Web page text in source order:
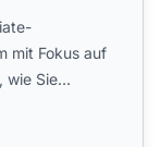
mit Fokus auf
wie Sie